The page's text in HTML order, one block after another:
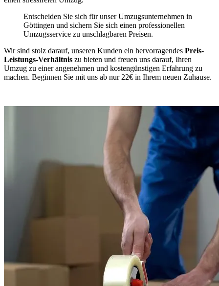
Entscheiden Sie sich für unser Umzugsunternehmen in
Göttingen und sichern Sie sich einen professionellen
Umzugsservice zu unschlagbaren Preisen.
Wir sind stolz darauf, unseren Kunden ein hervorragendes Preis-
Leistungs-Verhältnis zu bieten und freuen uns darauf, Ihren
Umzug zu einer angenehmen und kostengünstigen Erfahrung zu
machen. Beginnen Sie mit uns ab nur 22€ in Ihrem neuen Zuhause.